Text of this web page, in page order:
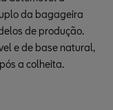
de
da bagageira
de produção.
e de base natural,
a colheita.